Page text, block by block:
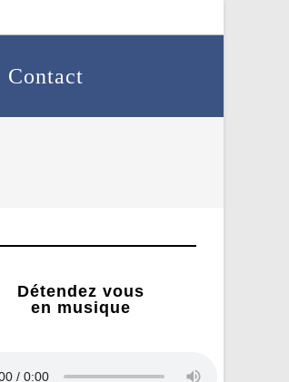
Contact
Détendez vous
en musique